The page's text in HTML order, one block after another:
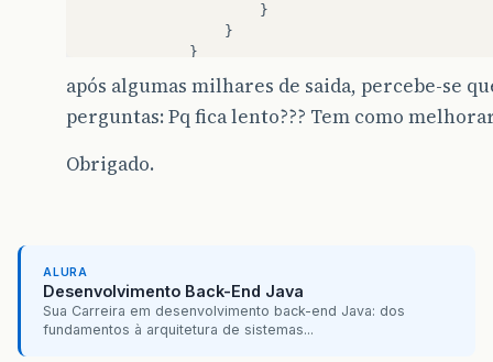
}
}
}
após algumas milhares de saida, percebe-se
perguntas: Pq fica lento??? Tem como
Obrigado.
ALURA
Desenvolvimento Back-End Java
Sua Carreira em desenvolvimento back-end Java: dos
fundamentos à arquitetura de sistemas...